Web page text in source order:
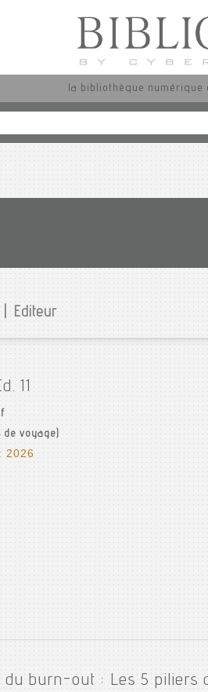
la bibliothèque numérique
| Editeur
11
de voyage)
2026
du burn-out : Les 5 piliers